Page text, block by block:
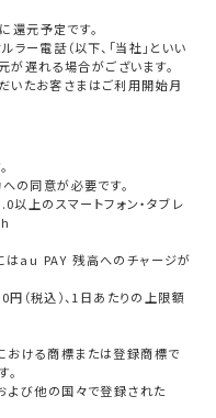
還元予定です。
ー電話（以下、「当社」といい
が遅れる場合がございます。
たお客さまはご利用開始月
の同意が必要です。
のスマートフォン・タブレ
はau PAY 残高へのチャージが
（税込）、1日あたりの上限額
ける商標または登録商標で
び他の国々で登録された